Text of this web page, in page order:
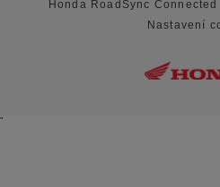
Honda RoadSync
Nastavení
"